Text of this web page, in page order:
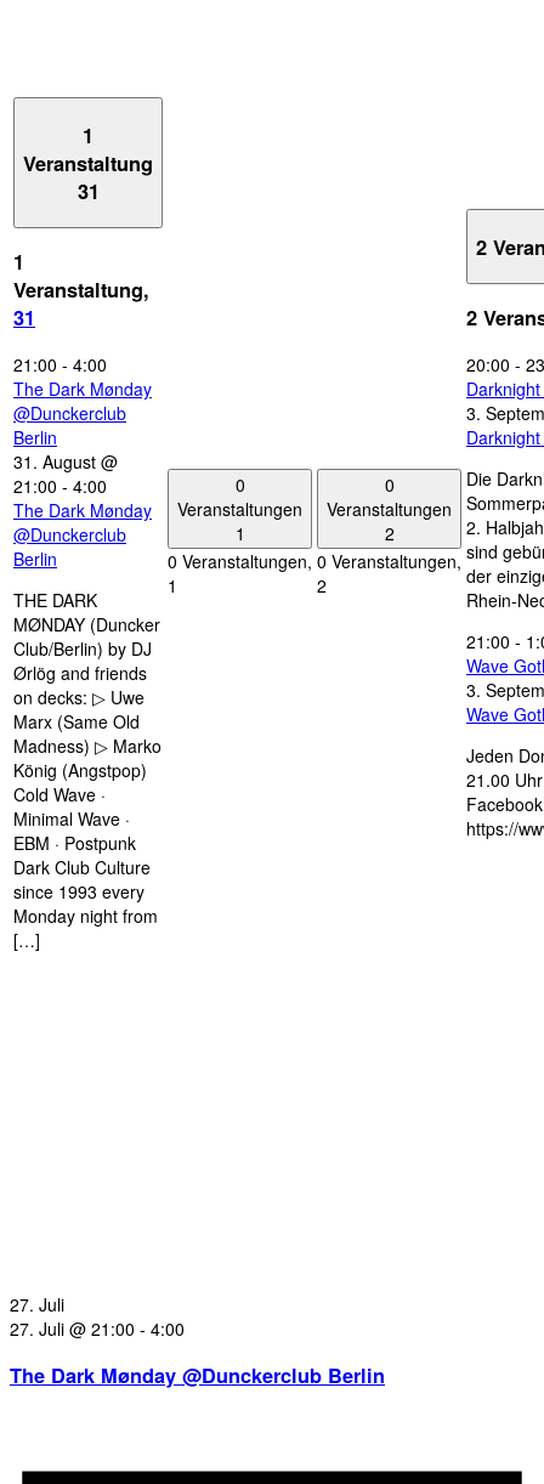
1
Veranstaltung
31
1
Veranstaltung,
31
21:00 - 4:00
The Dark Mønday
@Dunckerclub
Berlin
31. August @
21:00 - 4:00
The Dark Mønday
@Dunckerclub
Berlin
THE DARK
MØNDAY (Duncker
Club/Berlin) by DJ
Ørlög and friends
on decks: ▷ Uwe
Marx (Same Old
Madness) ▷ Marko
König (Angstpop)
Cold Wave ·
Minimal Wave ·
EBM · Postpunk
Dark Club Culture
since 1993 every
Monday night from
[…]
0
Veranstaltungen
1
0 Veranstaltungen,
1
0
Veranstaltungen
2
0 Veranstaltungen,
2
2
2
20:00 -
3.
Die
2.
sind
der
Rhein-
21:00 -
Wave
3.
Wave
Jeden
21.00
https://
27. Juli
27. Juli @ 21:00 - 4:00
The Dark Mønday @Dunckerclub Berlin